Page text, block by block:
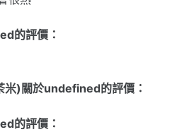
的評價：
)關於undefined的評價：
的評價：